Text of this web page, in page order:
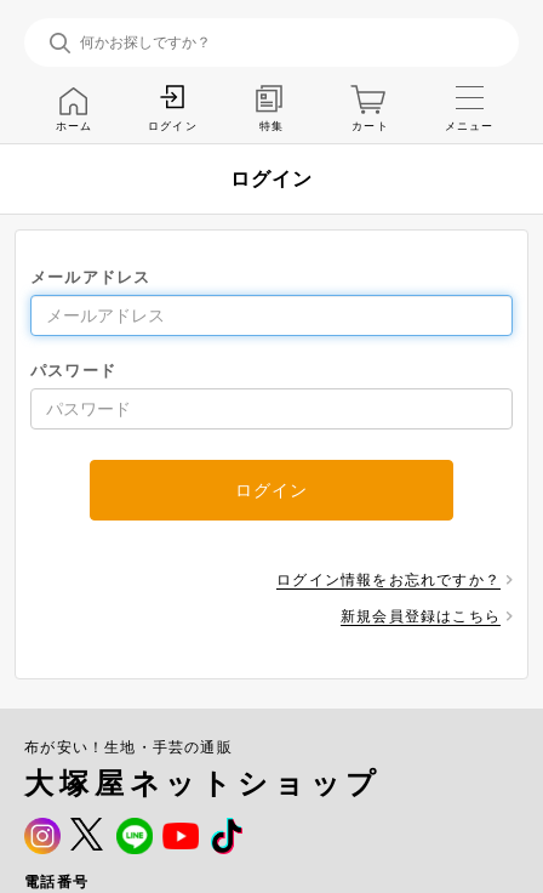
ホーム ログイン 特集 カート メニュー
ログイン
メールアドレス
パスワード
ログイン
ログイン情報をお忘れですか？
新規会員登録はこちら
布が安い！生地・手芸の通販
大塚屋ネットショップ
電話番号